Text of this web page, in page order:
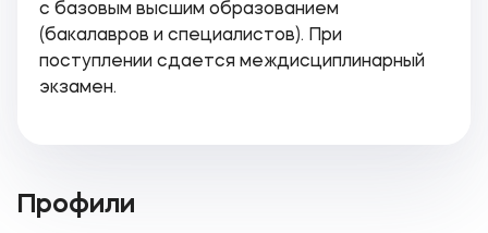
с базовым высшим образованием
(бакалавров и специалистов). При
поступлении сдается междисциплинарный
экзамен.
Профили